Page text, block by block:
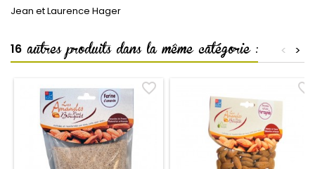
Jean et Laurence Hager
16 autres produits dans la même catégorie : >
<
favorite_border favorite_border